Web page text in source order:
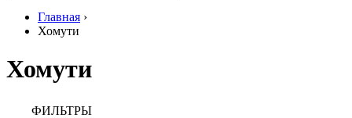
Главная ›
Хомути
Хомути
ФИЛЬТРЫ